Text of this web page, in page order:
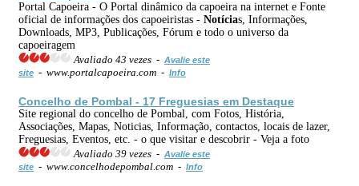
Portal Capoeira - O Portal dinâmico da capoeira na internet e Fonte
oficial de informações dos capoeiristas - Notícias, Informações,
Downloads, MP3, Publicações, Fórum e todo o universo da
capoeiragem
Avaliado 43 vezes - Avalie este
site - www.portalcapoeira.com - Info
Concelho de Pombal - 17 Freguesias em Destaque
Site regional do concelho de Pombal, com Fotos, História,
Associações, Mapas, Noticias, Informação, contactos, locais de lazer,
Freguesias, Eventos, etc. - o que visitar e descobrir - Veja a foto
Avaliado 39 vezes - Avalie este
site - www.concelhodepombal.com - Info